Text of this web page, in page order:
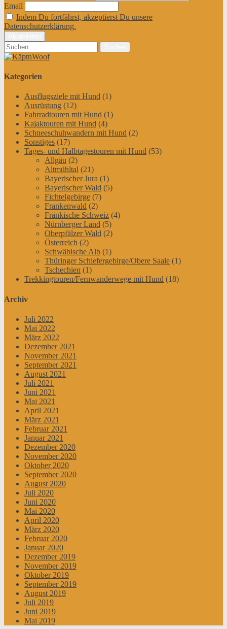
Email
Indem Du fortfährst, akzeptierst Du unsere
Datenschutzerklärung.
Suchen
nach:
Kategorien
Ausflugsziele mit Hund (1)
Ausrüstung (12)
Fahrradtouren mit Hund (1)
Kajaktouren mit Hund (4)
Schneeschuhwandern mit Hund (2)
Sonstiges (17)
Tages- und Halbtagestouren mit Hund (53)
Allgäu (2)
Altmühltal (21)
Bayerischer Jura (1)
Bayerischer Wald (5)
Fichtelgebirge (7)
Frankenwald (2)
Fränkische Schweiz (4)
Nürnberger Land (5)
Oberpfälzer Wald (2)
Österreich (2)
Schwäbische Alb (1)
Thüringer Schiefergebirge/Obere Saale (1)
Tschechien (1)
Trekkingtouren/Fernwanderwege mit Hund (18)
Archiv
Juli 2022
Mai 2022
März 2022
Dezember 2021
November 2021
September 2021
August 2021
Juli 2021
Juni 2021
Mai 2021
April 2021
März 2021
Februar 2021
Januar 2021
Dezember 2020
November 2020
Oktober 2020
September 2020
August 2020
Juli 2020
Juni 2020
Mai 2020
April 2020
März 2020
Februar 2020
Januar 2020
Dezember 2019
November 2019
Oktober 2019
September 2019
August 2019
Juli 2019
Juni 2019
Mai 2019